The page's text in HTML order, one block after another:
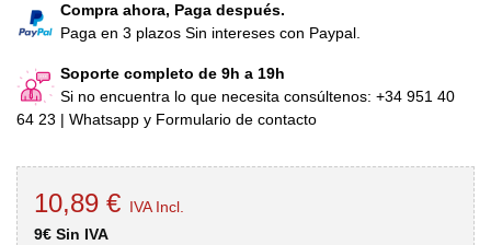
Compra ahora, Paga después.
Paga en 3 plazos Sin intereses con Paypal.
Soporte completo de 9h a 19h
Si no encuentra lo que necesita consúltenos: +34 951 40
64 23 | Whatsapp y Formulario de contacto
10,89 € IVA Incl.
9€ Sin IVA